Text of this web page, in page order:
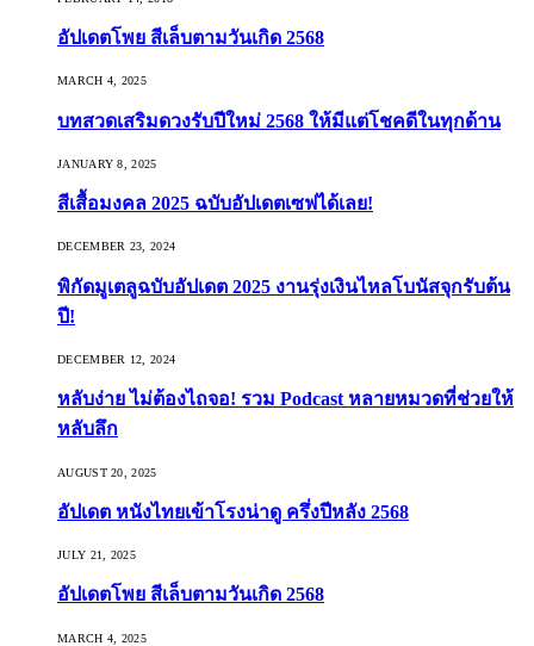
อัปเดตโพย สีเล็บตามวันเกิด 2568
MARCH 4, 2025
บทสวดเสริมดวงรับปีใหม่ 2568 ให้มีแต่โชคดีในทุกด้าน
JANUARY 8, 2025
สีเสื้อมงคล 2025 ฉบับอัปเดตเซฟได้เลย!
DECEMBER 23, 2024
พิกัดมูเตลูฉบับอัปเดต 2025 งานรุ่งเงินไหลโบนัสจุกรับต้น
ปี!
DECEMBER 12, 2024
หลับง่าย ไม่ต้องไถจอ! รวม Podcast หลายหมวดที่ช่วยให้
หลับลึก
AUGUST 20, 2025
อัปเดต หนังไทยเข้าโรงน่าดู ครึ่งปีหลัง 2568
JULY 21, 2025
อัปเดตโพย สีเล็บตามวันเกิด 2568
MARCH 4, 2025